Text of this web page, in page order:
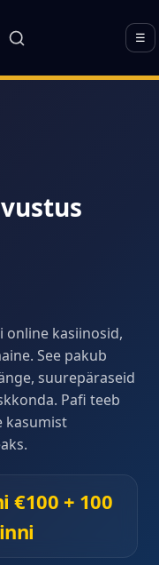
☰
online kasiinosid,
See pakub
suurepäraseid
Pafi teeb
kasumist
€100 + 100